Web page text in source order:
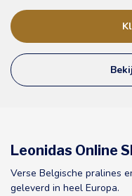
Leonidas Online
Verse Belgische pralines
geleverd in heel Europa.